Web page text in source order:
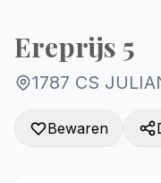
Ereprijs 5
1787 CS
Bewaren